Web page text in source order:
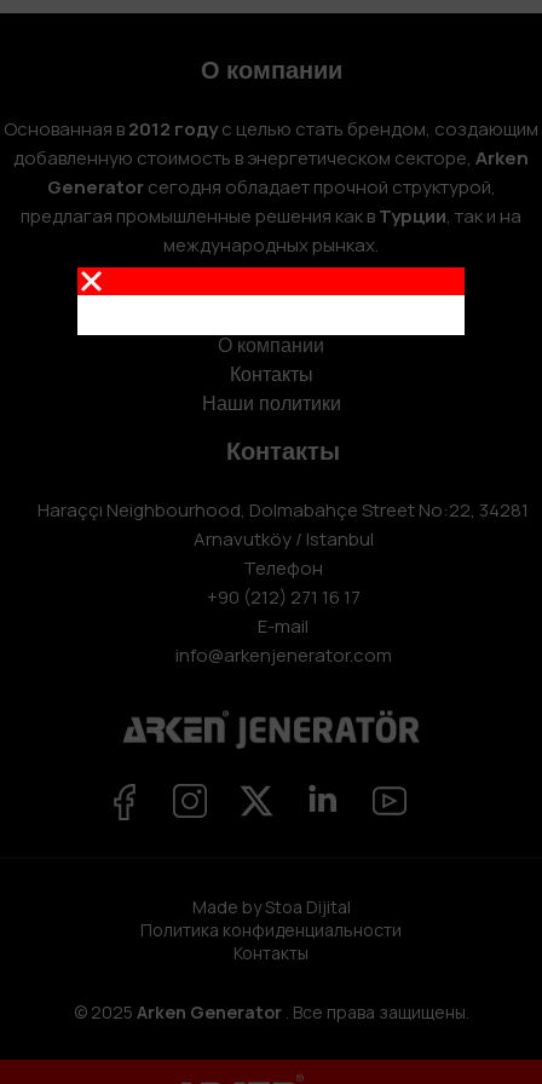
О компании
Основанная в2012 годус целью стать брендом, создающим
добавленную стоимость в энергетическом секторе, Arken
Generatorсегодня обладает прочной структурой,
предлагая промышленные решения как вТурции, так и на
международных рынках.
Корпоративный
О компании
Контакты
Наши политики
Контакты
Haraççı Neighbourhood, Dolmabahçe Street No:22, 34281
Arnavutköy / Istanbul
Телефон
+90 (212) 271 16 17
E-mail
info@arkenjenerator.com
© 2025 Arken Generator. Все права защищены.
Made by Stoa Dijital
Политика конфиденциальности
Контакты